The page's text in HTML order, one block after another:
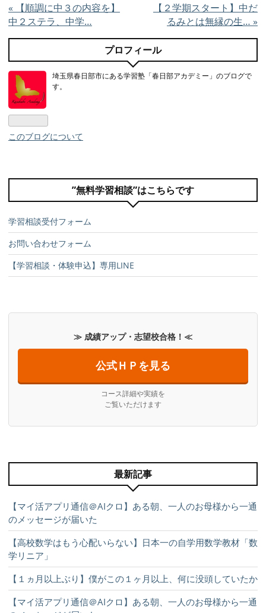
«
【順調に中３の内容を】
中２ステラ、中学…
【２学期スタート】中だ
るみとは無縁の生… »
プロフィール
埼玉県春日部市にある学習塾「春日部アカデミー」のブログで
す。
このブログについて
”無料学習相談”はこちらです
学習相談受付フォーム
お問い合わせフォーム
【学習相談・体験申込】専用LINE
≫ 成績アップ・志望校合格！≪
公式ＨＰを見る
コース詳細や実績を
ご覧いただけます
最新記事
【マイ活アプリ通信＠AIクロ】ある朝、一人のお母様から一通
のメッセージが届いた
【高校数学はもう心配いらない】日本一の自学用数学教材「数
学リニア」
【１ヵ月以上ぶり】僕がこの１ヶ月以上、何に没頭していたか
【マイ活アプリ通信＠AIクロ】ある朝、一人のお母様から一通